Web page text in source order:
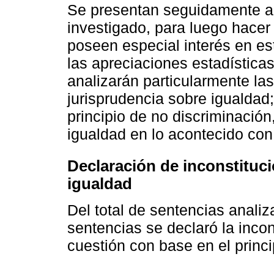
Se presentan seguidamente
investigado, para luego
poseen especial interés en
las apreciaciones
analizarán particularmente
jurisprudencia sobre
principio de no
igualdad en lo acontecido
Declaración de
igualdad
Del total de sentencias
sentencias se declaró la
cuestión con base en el